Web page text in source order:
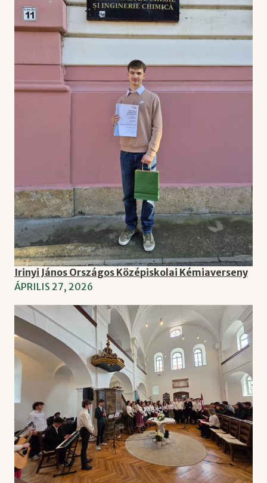
Irinyi János Országos Középiskolai Kémiaverseny
ÁPRILIS 27, 2026